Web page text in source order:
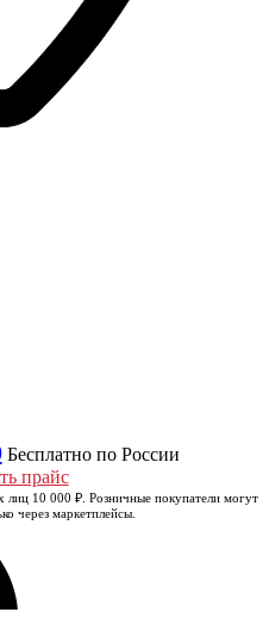
Бесплатно по России
прайс
лиц 10 000 ₽. Розничные покупатели могут
через маркетплейсы.